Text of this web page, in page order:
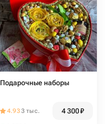
Подарочные наборы
4.933 тыс. 4 300₽